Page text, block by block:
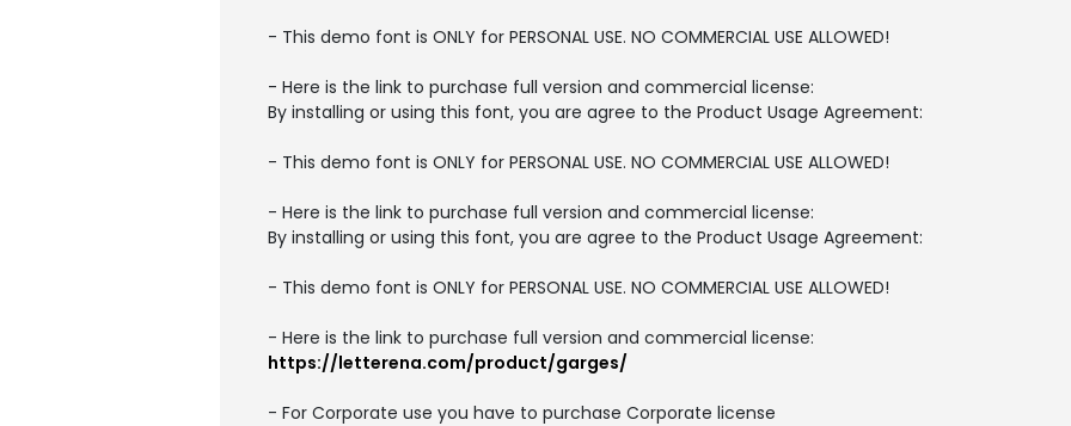
- This demo font is ONLY for PERSONAL USE. NO COMMERCIAL USE ALLOWED!
- Here is the link to purchase full version and commercial license:
By installing or using this font, you are agree to the Product Usage Agreement:
- This demo font is ONLY for PERSONAL USE. NO COMMERCIAL USE ALLOWED!
- Here is the link to purchase full version and commercial license:
By installing or using this font, you are agree to the Product Usage Agreement:
- This demo font is ONLY for PERSONAL USE. NO COMMERCIAL USE ALLOWED!
- Here is the link to purchase full version and commercial license:
https://letterena.com/product/garges/
- For Corporate use you have to purchase Corporate license